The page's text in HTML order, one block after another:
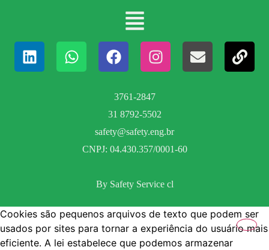
3761-2847
31 8792-5502
safety@safety.eng.br
CNPJ: 04.430.357/0001-60
By Safety Service cl
Cookies são pequenos arquivos de texto que podem ser
usados por sites para tornar a experiência do usuário mais
eficiente. A lei estabelece que podemos armazenar